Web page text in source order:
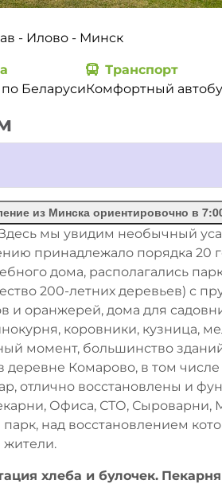
- Илово - Минск
Беларуси
Транспорт
Комфортный
из Минска ориентировочно в
мы увидим необычный
принадлежало порядка 20
дома, располагались
200-летних деревьев) с
и оранжерей, дома для
коровники, кузница,
момент, большинство
деревне Комарово, в том
отлично восстановлены и
Офиса, СТО, Сыроварни,
над восстановлением
жители.
хлеба и булочек.